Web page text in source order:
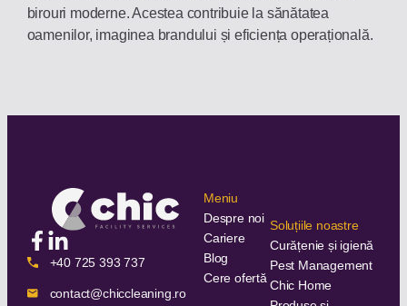
birouri moderne. Acestea contribuie la sănătatea
oamenilor, imaginea brandului și eficiența operațională.
+40 725 393 737
contact@chiccleaning.ro
Meniu
Despre noi
Cariere
Blog
Cere ofertă
Soluțiile noastre
Curățenie și igienă
Pest Management
Chic Home